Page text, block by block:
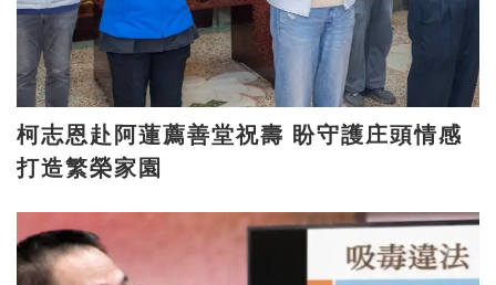
柯志恩赴阿蓮薦善堂祝壽 盼守護庄頭情感
打造繁榮家園